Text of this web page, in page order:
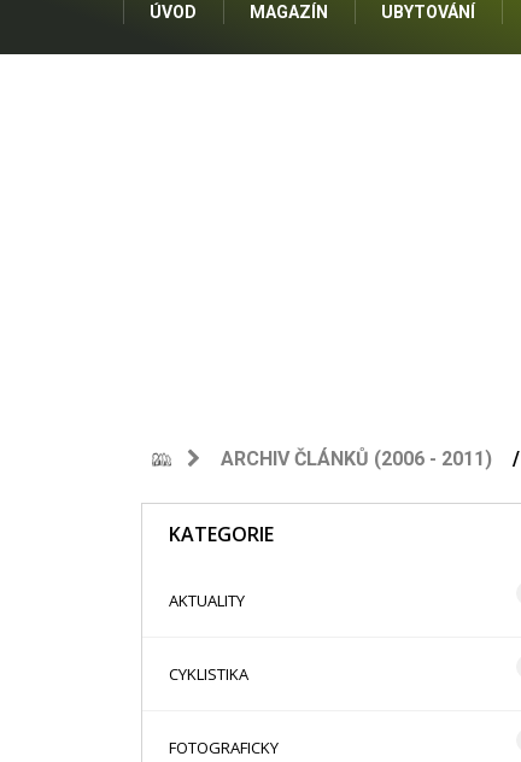
ÚVOD MAGAZÍN UBYTOVÁNÍ
ARCHIV ČLÁNKŮ (2006 - 2011)
KATEGORIE
AKTUALITY
CYKLISTIKA
FOTOGRAFICKY